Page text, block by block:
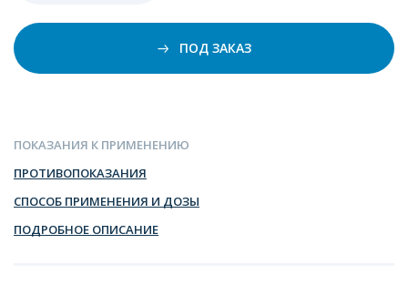
ПОД ЗАКАЗ
ПОКАЗАНИЯ К ПРИМЕНЕНИЮ
ПРОТИВОПОКАЗАНИЯ
СПОСОБ ПРИМЕНЕНИЯ И ДОЗЫ
ПОДРОБНОЕ ОПИСАНИЕ